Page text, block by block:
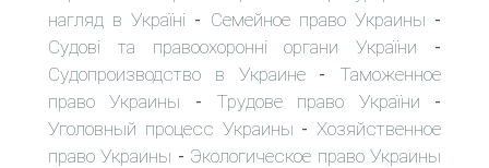
нагляд в Україні - Семейное право Украины -
Судові та правоохоронні органи України -
Судопроизводство в Украине- Таможенное
право Украины - Трудове право України -
Уголовный процесс Украины - Хозяйственное
право Украины - Экологическое право Украины